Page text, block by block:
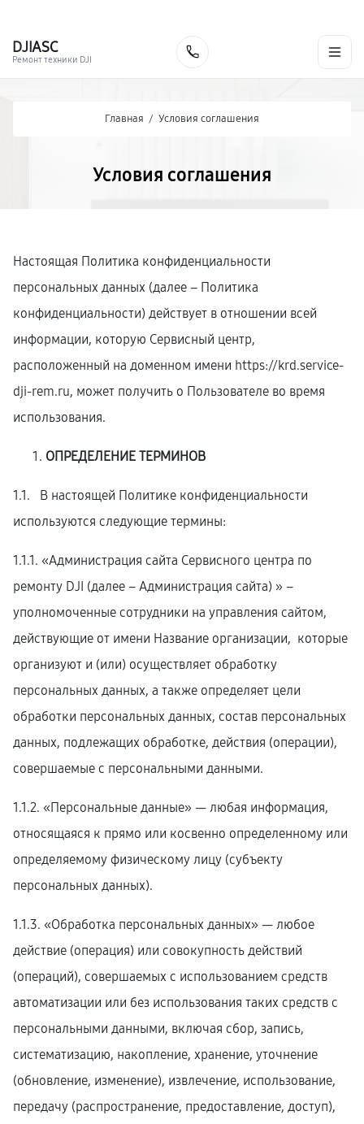
DJIASC
Ремонт техники DJI
Главная / Условия соглашения
Условия соглашения
Настоящая Политика конфиденциальности
персональных данных (далее – Политика
конфиденциальности) действует в отношении всей
информации, которую Сервисный центр,
расположенный на доменном имени https://krd.service-
dji-rem.ru, может получить о Пользователе во время
использования.
ОПРЕДЕЛЕНИЕ ТЕРМИНОВ
1.1. В настоящей Политике конфиденциальности
используются следующие термины:
1.1.1. «Администрация сайта Сервисного центра по
ремонту DJI (далее – Администрация сайта) » –
уполномоченные сотрудники на управления сайтом,
действующие от имени Название организации, которые
организуют и (или) осуществляет обработку
персональных данных, а также определяет цели
обработки персональных данных, состав персональных
данных, подлежащих обработке, действия (операции),
совершаемые с персональными данными.
1.1.2. «Персональные данные» — любая информация,
относящаяся к прямо или косвенно определенному или
определяемому физическому лицу (субъекту
персональных данных).
1.1.3. «Обработка персональных данных» — любое
действие (операция) или совокупность действий
(операций), совершаемых с использованием средств
автоматизации или без использования таких средств с
персональными данными, включая сбор, запись,
систематизацию, накопление, хранение, уточнение
(обновление, изменение), извлечение, использование,
передачу (распространение, предоставление, доступ),